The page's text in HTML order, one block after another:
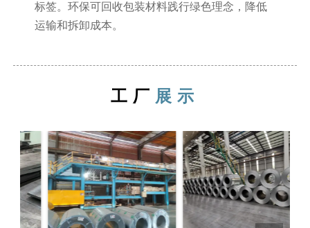
标签。环保可回收包装材料践行绿色理念，降低
运输和拆卸成本。
工厂 展示